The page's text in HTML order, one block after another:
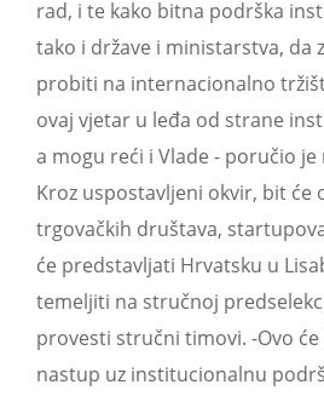
rad, i te kako bitna podrška
tako i države i ministarstva, da
probiti na internacionalno
ovaj vjetar u leđa od strane
a mogu reći i Vlade - poručio
Kroz uspostavljeni okvir, bit će
trgovačkih društava,
će predstavljati Hrvatsku u
temeljiti na stručnoj
provesti stručni timovi. -Ovo
nastup uz institucionalnu